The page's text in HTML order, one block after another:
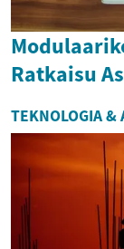
Ratkaisu
TEKNOLOGIA &